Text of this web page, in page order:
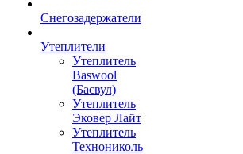
Снегозадержатели
Утеплители
Утеплитель
Baswool
(Басвул)
Утеплитель
Эковер Лайт
Утеплитель
Технониколь